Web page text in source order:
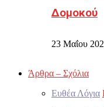
Δομοκού
23 Μαΐου
Άρθρα – Σχόλια
Ευθέα Λόγια